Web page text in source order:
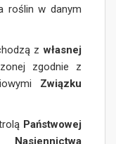
roślin w danym
zwłasnej
zgodnie z
Związku
Państwowej